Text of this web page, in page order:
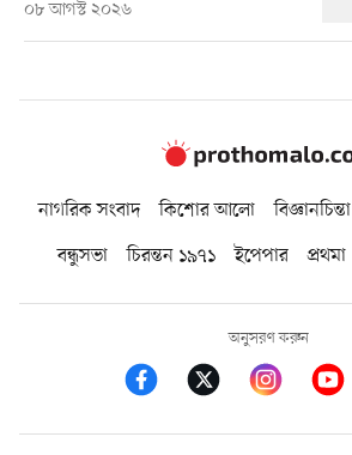
০৮ আগস্ট ২০২৬
নাগরিক সংবাদ কিশোর আলো বিজ্ঞানচিন্তা
বন্ধুসভা
চিরন্তন ১৯৭১ ইপেপার প্রথমা
অনুসরণ করুন